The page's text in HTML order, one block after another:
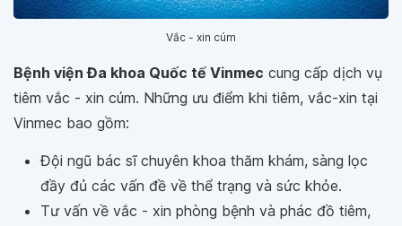
Vắc - xin cúm
Bệnh viện Đa khoa Quốc tế Vinmec cung cấp dịch vụ
tiêm vắc - xin cúm. Những ưu điểm khi tiêm, vắc-xin tại
Vinmec bao gồm:
Đội ngũ bác sĩ chuyên khoa thăm khám, sàng lọc
đầy đủ các vấn đề về thể trạng và sức khỏe.
Tư vấn về vắc - xin phòng bệnh và phác đồ tiêm,